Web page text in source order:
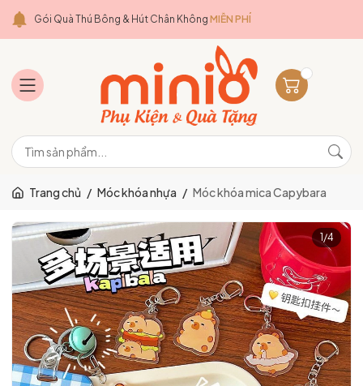
Gói Quà Thú Bông & Hút Chân Không MIỄN PHÍ
Trang chủ / Móc khóa nhựa / Móc khóa mica Capybara
1 /4